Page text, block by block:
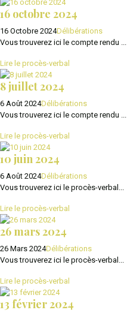
16 octobre 2024
16 Octobre 2024Délibérations
Vous trouverez ici le compte rendu ...
Lire le procès-verbal
8 juillet 2024
6 Août 2024Délibérations
Vous trouverez ici le compte rendu ...
Lire le procès-verbal
10 juin 2024
6 Août 2024Délibérations
Vous trouverez ici le procès-verbal...
Lire le procès-verbal
26 mars 2024
26 Mars 2024Délibérations
Vous trouverez ici le procès-verbal...
Lire le procès-verbal
13 février 2024